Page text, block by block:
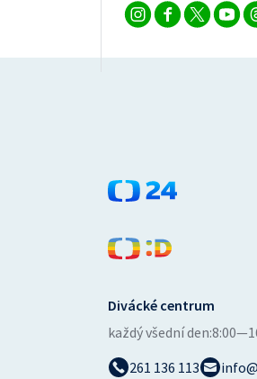
Divácké centrum
každý všední den:
261 136 113